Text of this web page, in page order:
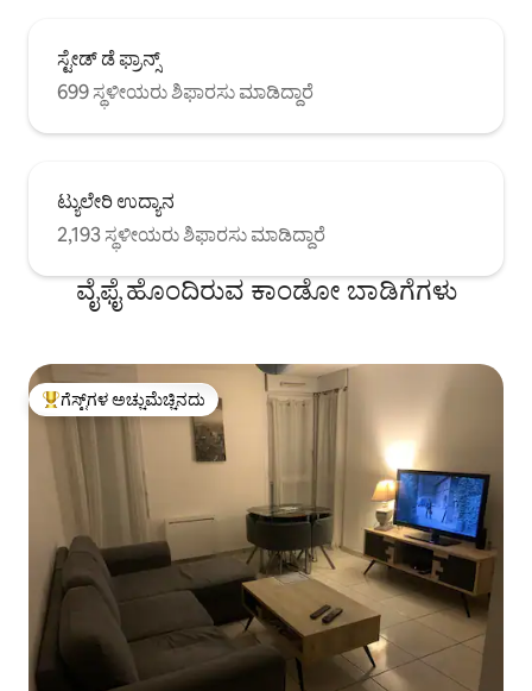
ಸ್ಟೇಡ್ ಡೆ ಫ್ರಾನ್ಸ್
699 ಸ್ಥಳೀಯರು ಶಿಫಾರಸು ಮಾಡಿದ್ದಾರೆ
ಟ್ಯುಲೇರಿ ಉದ್ಯಾನ
2,193 ಸ್ಥಳೀಯರು ಶಿಫಾರಸು ಮಾಡಿದ್ದಾರೆ
ವೈಫೈ ಹೊಂದಿರುವ ಕಾಂಡೋ ಬಾಡಿಗೆಗಳು
ಗೆಸ್ಟ್‌ಗಳಿಗೆ ಅತಿ ಹೆಚ್ಚು ಅಚ್ಚುಮೆಚ್ಚಿನದು
ಗೆಸ್ಟ್‌ಗಳ ಅಚ್ಚುಮೆಚ್ಚಿನದು